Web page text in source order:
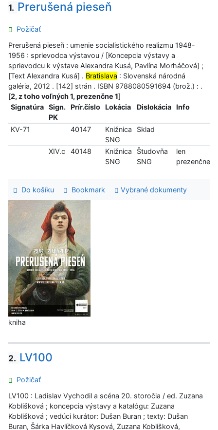
1. Prerušená pieseň
Požičať
Prerušená pieseň : umenie socialistického realizmu 1948-
1956 : sprievodca výstavou / [Koncepcia výstavy a
sprievodcu k výstave Alexandra Kusá, Pavlína Morháčová] ;
[Text Alexandra Kusá] . Bratislava : Slovenská národná
galéria, 2012 . [142] strán . ISBN 9788080591694 (brož.) : .
[2, z toho voľných 1, prezenčne 1]
Signatúra
Sign.
PK
Prír.číslo Lokácia Dislokácia Info
KV-71 40147
Knižnica
SNG
Sklad
XIV.c 40148
Knižnica
SNG
Študovňa
SNG
len
prezenčne
Do košíku Bookmark Vybrané dokumenty
kniha
2. LV100
Požičať
LV100 : Ladislav Vychodil a scéna 20. storočia / ed. Zuzana
Koblišková ; koncepcia výstavy a katalógu: Zuzana
Koblišková ; vedúci kurátor: Dušan Buran ; texty: Dušan
Buran, Šárka Havlíčková Kysová, Zuzana Koblišková,